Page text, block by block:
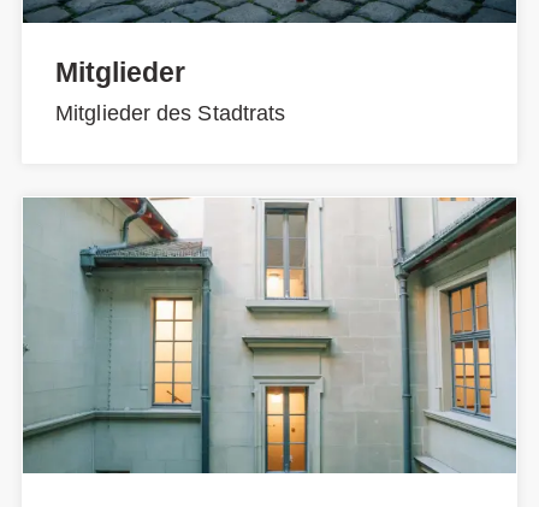
Mitglieder
Mitglieder des Stadtrats